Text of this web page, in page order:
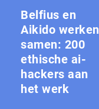
Belfius en
Aikido werken
samen: 200
ethische ai-
hackers aan
het werk